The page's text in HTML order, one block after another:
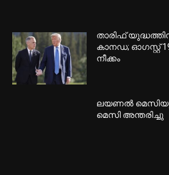
താരിഫ്
കാനഡ; ഓഗസ്റ്റ്
നീക്കം
ലയണൽ
മെസി അന്തരിച്ചു